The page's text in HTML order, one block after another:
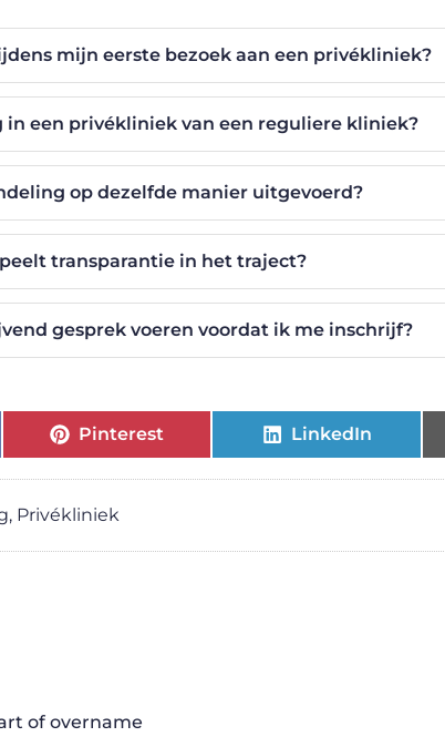
mijn eerste bezoek aan een privékliniek?
in een privékliniek van een reguliere kliniek?
op dezelfde manier uitgevoerd?
transparantie in het traject?
gesprek voeren voordat ik me inschrijf?
Pinterest LinkedIn
, Privékliniek
of overname